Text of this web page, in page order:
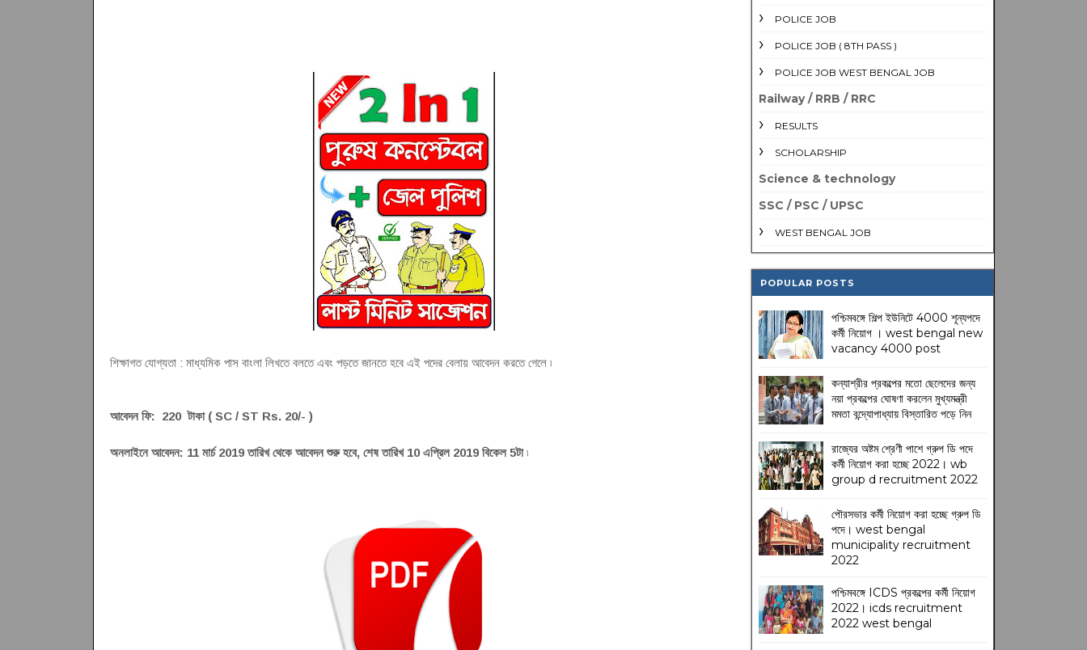
শিক্ষাগত যোগ্যতা : মাধ্যমিক পাস বাংলা লিখতে বলতে এবং পড়তে জানতে হবে এই পদের বেলায় আবেদন করতে গেলে ৷
আবেদন ফি: 220 টাকা ( SC / ST Rs. 20/- )
অনলাইনে আবেদন: 11 মার্চ 2019 তারিখ থেকে আবেদন শুরু হবে, শেষ তারিখ 10 এপ্রিল 2019 বিকেল 5টা৷
POLICE JOB
POLICE JOB ( 8TH PASS )
POLICE JOB WEST BENGAL JOB
Railway / RRB / RRC
RESULTS
SCHOLARSHIP
Science & technology
SSC / PSC / UPSC
WEST BENGAL JOB
POPULAR POSTS
পশ্চিমবঙ্গে শিল্প ইউনিটে 4000 শূন্যপদে
কর্মী নিয়োগ । west bengal new
vacancy 4000 post
কন্যাশ্রীর প্রকল্পের মতো ছেলেদের জন্য
নয়া প্রকল্পের ঘোষণা করলেন মুখ্যমন্ত্রী
মমতা বন্দ্যোপাধ্যায় বিস্তারিত পড়ে নিন
রাজ্যের অষ্টম শ্রেণী পাশে গ্রুপ ডি পদে
কর্মী নিয়োগ করা হচ্ছে 2022। wb
group d recruitment 2022
পৌরসভার কর্মী নিয়োগ করা হচ্ছে গ্রুপ ডি
পদে। west bengal
municipality recruitment
2022
পশ্চিমবঙ্গে ICDS প্রকল্পের কর্মী নিয়োগ
2022। icds recruitment
2022 west bengal